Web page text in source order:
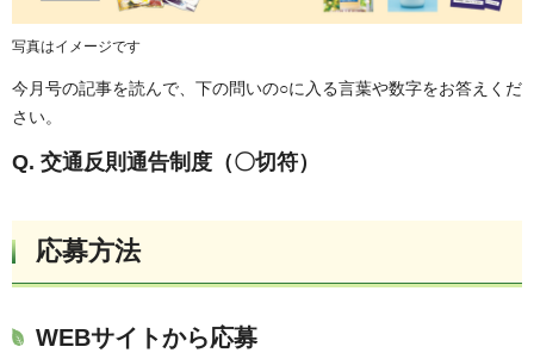
写真はイメージです
今月号の記事を読んで、下の問いの○に入る言葉や数字をお答えくだ
さい。
Q. 交通反則通告制度（〇切符）
応募方法
WEBサイトから応募